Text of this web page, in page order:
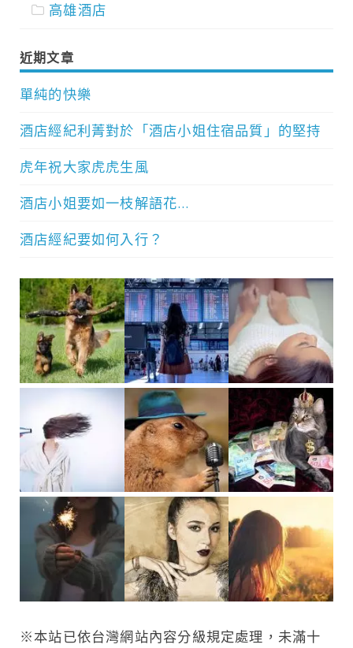
高雄酒店
近期文章
單純的快樂
酒店經紀利菁對於「酒店小姐住宿品質」的堅持
虎年祝大家虎虎生風
酒店小姐要如一枝解語花…
酒店經紀要如何入行？
※本站已依台灣網站內容分級規定處理，未滿十